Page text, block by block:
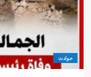
حوادث